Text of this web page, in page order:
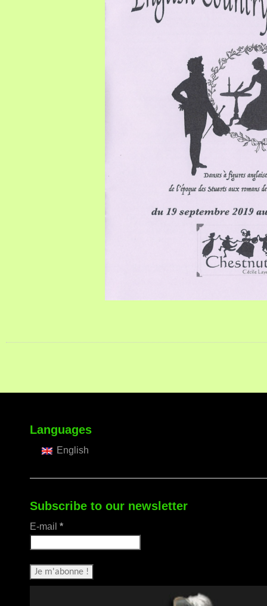
Languages
English
Subscribe to our newsletter
E-mail *